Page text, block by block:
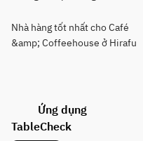
Nhà hàng tốt nhất cho Café
&amp; Coffeehouse ở Hirafu
Ứng dụng
TableCheck